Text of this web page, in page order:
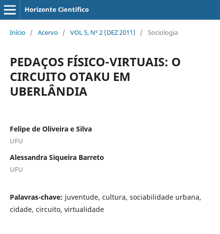
Horizonte Científico
Início / Acervo / VOL 5, Nº 2 (DEZ 2011) / Sociologia
PEDAÇOS FÍSICO-VIRTUAIS: O
CIRCUITO OTAKU EM
UBERLÂNDIA
Felipe de Oliveira e Silva
UFU
Alessandra Siqueira Barreto
UFU
Palavras-chave: juventude, cultura, sociabilidade urbana,
cidade, circuito, virtualidade